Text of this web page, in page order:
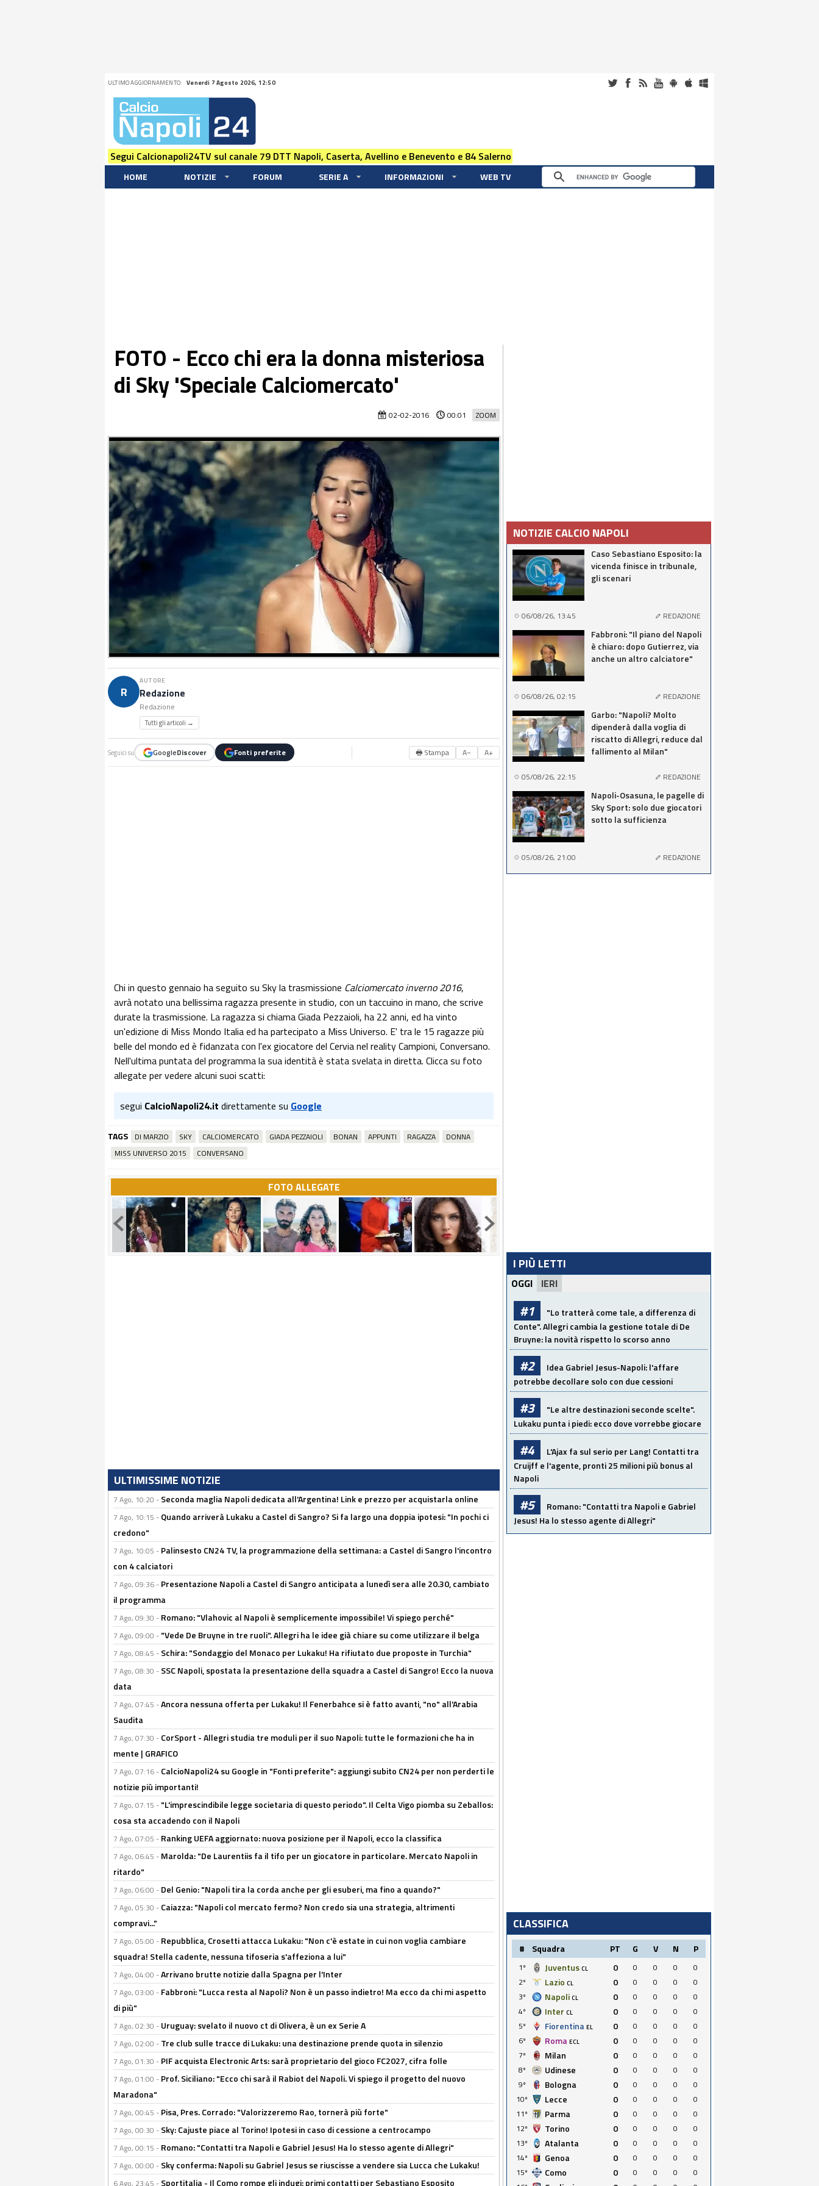
ULTIMO AGGIORNAMENTO: Venerdi 7 Agosto 2026, 12:50
Segui Calcionapoli24TV sul canale 79 DTT Napoli, Caserta, Avellino e Benevento e 84 Salerno
HOME NOTIZIE FORUM SERIE A INFORMAZIONI WEB TV
FOTO - Ecco chi era la donna misteriosa
di Sky 'Speciale Calciomercato'
ZOOM
02-02-2016 00:01
R
AUTORE
Redazione
Redazione
Tutti gli articoli →
Seguici su GoogleDiscover Fonti preferite 🖶 Stampa A− A+
Chi in questo gennaio ha seguito su Sky la trasmissione Calciomercato inverno 2016,
avrà notato una bellissima ragazza presente in studio, con un taccuino in mano, che scrive
durate la trasmissione. La ragazza si chiama Giada Pezzaioli, ha 22 anni, ed ha vinto
un'edizione di Miss Mondo Italia ed ha partecipato a Miss Universo. E' tra le 15 ragazze più
belle del mondo ed è fidanzata con l'ex giocatore del Cervia nel reality Campioni, Conversano.
Nell'ultima puntata del programma la sua identità è stata svelata in diretta. Clicca su foto
allegate per vedere alcuni suoi scatti:
segui CalcioNapoli24.it direttamente su Google
TAGS DI MARZIO SKY CALCIOMERCATO GIADA PEZZAIOLI BONAN APPUNTI RAGAZZA
DONNA
MISS UNIVERSO 2015
CONVERSANO
FOTO ALLEGATE
ULTIMISSIME NOTIZIE
7 Ago, 10:20 - Seconda maglia Napoli dedicata all'Argentina! Link e prezzo per acquistarla online
7 Ago, 10:15 - Quando arriverà Lukaku a Castel di Sangro? Si fa largo una doppia ipotesi: "In pochi ci
credono"
7 Ago, 10:05 - Palinsesto CN24 TV, la programmazione della settimana: a Castel di Sangro l'incontro
con 4 calciatori
7 Ago, 09:36 - Presentazione Napoli a Castel di Sangro anticipata a lunedì sera alle 20.30, cambiato
il programma
7 Ago, 09:30 - Romano: "Vlahovic al Napoli è semplicemente impossibile! Vi spiego perché"
7 Ago, 09:00 - "Vede De Bruyne in tre ruoli". Allegri ha le idee già chiare su come utilizzare il belga
7 Ago, 08:45 - Schira: "Sondaggio del Monaco per Lukaku! Ha rifiutato due proposte in Turchia"
7 Ago, 08:30 - SSC Napoli, spostata la presentazione della squadra a Castel di Sangro! Ecco la nuova
data
7 Ago, 07:45 -Ancora nessuna offerta per Lukaku! Il Fenerbahce si è fatto avanti, "no" all'Arabia
Saudita
7 Ago, 07:30 - CorSport - Allegri studia tre moduli per il suo Napoli: tutte le formazioni che ha in
mente | GRAFICO
7 Ago, 07:16 - CalcioNapoli24 su Google in "Fonti preferite": aggiungi subito CN24 per non perderti le
notizie più importanti!
7 Ago, 07:15 - "L'imprescindibile legge societaria di questo periodo". Il Celta Vigo piomba su Zeballos:
cosa sta accadendo con il Napoli
7 Ago, 07:05 - Ranking UEFA aggiornato: nuova posizione per il Napoli, ecco la classifica
7 Ago, 06:45 - Marolda: "De Laurentiis fa il tifo per un giocatore in particolare. Mercato Napoli in
ritardo"
7 Ago, 06:00 - Del Genio: "Napoli tira la corda anche per gli esuberi, ma fino a quando?"
7 Ago, 05:30 - Caiazza: "Napoli col mercato fermo? Non credo sia una strategia, altrimenti
compravi..."
7 Ago, 05:00 - Repubblica, Crosetti attacca Lukaku: "Non c'è estate in cui non voglia cambiare
squadra! Stella cadente, nessuna tifoseria s'affeziona a lui"
7 Ago, 04:00 -Arrivano brutte notizie dalla Spagna per l'Inter
7 Ago, 03:00 - Fabbroni: "Lucca resta al Napoli? Non è un passo indietro! Ma ecco da chi mi aspetto
di più"
7 Ago, 02:30 - Uruguay: svelato il nuovo ct di Olivera, è un ex Serie A
7 Ago, 02:00 - Tre club sulle tracce di Lukaku: una destinazione prende quota in silenzio
7 Ago, 01:30 - PIF acquista Electronic Arts: sarà proprietario del gioco FC2027, cifra folle
7 Ago, 01:00 - Prof. Siciliano: "Ecco chi sarà il Rabiot del Napoli. Vi spiego il progetto del nuovo
Maradona"
7 Ago, 00:45 - Pisa, Pres. Corrado: "Valorizzeremo Rao, tornerà più forte"
7 Ago, 00:30 - Sky: Cajuste piace al Torino! Ipotesi in caso di cessione a centrocampo
7 Ago, 00:15 - Romano: "Contatti tra Napoli e Gabriel Jesus! Ha lo stesso agente di Allegri"
7 Ago, 00:00 - Sky conferma: Napoli su Gabriel Jesus se riuscisse a vendere sia Lucca che Lukaku!
6 Ago, 23:45 - Sportitalia - Il Como rompe gli indugi: primi contatti per Sebastiano Esposito
NOTIZIE CALCIO NAPOLI
Caso Sebastiano Esposito: la
vicenda finisce in tribunale,
gli scenari
06/08/26, 13:45 REDAZIONE
Fabbroni: "Il piano del Napoli
è chiaro: dopo Gutierrez, via
anche un altro calciatore"
06/08/26, 02:15 REDAZIONE
Garbo: "Napoli? Molto
dipenderà dalla voglia di
riscatto di Allegri, reduce dal
fallimento al Milan"
05/08/26, 22:15 REDAZIONE
Napoli-Osasuna, le pagelle di
Sky Sport: solo due giocatori
sotto la sufficienza
05/08/26, 21:00 REDAZIONE
I PIÙ LETTI
OGGI IERI
#1
"Lo tratterà come tale, a differenza di
Conte". Allegri cambia la gestione totale di De
Bruyne: la novità rispetto lo scorso anno
#2
Idea Gabriel Jesus-Napoli: l'affare
potrebbe decollare solo con due cessioni
#3
"Le altre destinazioni seconde scelte".
Lukaku punta i piedi: ecco dove vorrebbe giocare
#4
L'Ajax fa sul serio per Lang! Contatti tra
Cruijff e l'agente, pronti 25 milioni più bonus al
Napoli
#5
Romano: "Contatti tra Napoli e Gabriel
Jesus! Ha lo stesso agente di Allegri"
CLASSIFICA
# Squadra PT G V N P
1º Juventus CL 0 0 0 0
0
2º
Lazio CL 0 0 0 0
0
3º
Napoli CL 0 0 0 0
0
4º
Inter CL 0 0 0 0
0
5º
Fiorentina EL 0 0 0 0
0
6º
Roma ECL 0 0 0 0
0
7º
Milan 0 0 0 0
0
8º
Udinese 0 0 0 0
0
9º
Bologna 0 0 0 0
0
10º
Lecce 0 0 0 0
0
11º
Parma 0 0 0 0
0
12º
Torino 0 0 0 0
0
13º
Atalanta 0 0 0 0
0
14º
Genoa 0 0 0 0
0
15º
Como 0 0 0 0
0